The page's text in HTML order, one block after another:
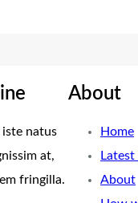
natus
at,
fringilla.
About
Home
About